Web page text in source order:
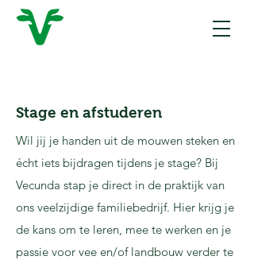
Stage en afstuderen
Wil jij je handen uit de mouwen steken en
écht iets bijdragen tijdens je stage? Bij
Vecunda stap je direct in de praktijk van
ons veelzijdige familiebedrijf. Hier krijg je
de kans om te leren, mee te werken en je
passie voor vee en/of landbouw verder te